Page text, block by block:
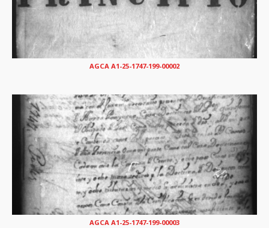
AGCA A1-25-1747-199-00002
AGCA A1-25-1747-199-00003